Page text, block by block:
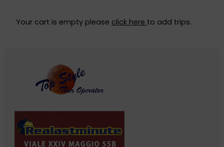
Your cart is empty please click here to add trips.